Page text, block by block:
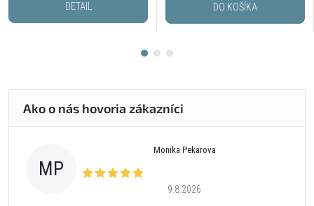
DETAIL DO KOŠÍKA
MP
Monika Pekarova
9.8.2026